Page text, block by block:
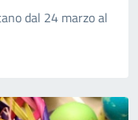
dal 24 marzo al